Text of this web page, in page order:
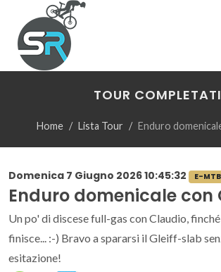
TOUR COMPLETATI
Home Lista Tour Enduro
Domenica 7 Giugno 2026 10:45:32 E-MTB
Enduro domenicale con
Un po' di discese full-gas con Claudio,
finisce... :-) Bravo a spararsi il Gleiff-slab
esitazione!